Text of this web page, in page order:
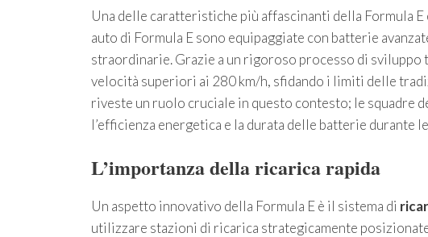
Una delle caratteristiche più affascinanti della Formula E
auto di Formula E sono equipaggiate con batterie
straordinarie. Grazie a un rigoroso processo di
velocità superiori ai 280 km/h, sfidando i limiti delle
riveste un ruolo cruciale in questo contesto; le squadre
l’efficienza energetica e la durata delle batterie durante
L’importanza della ricarica rapida
Un aspetto innovativo della Formula E è il sistema di
utilizzare stazioni di ricarica strategicamente